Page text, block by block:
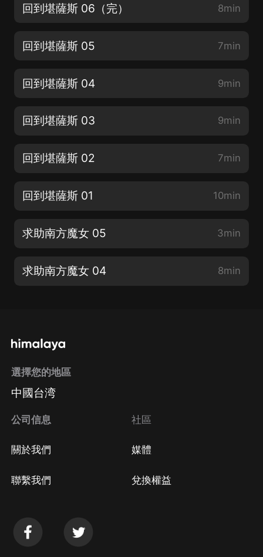
回到堪薩斯 06（完） 8min
回到堪薩斯 05 7min
回到堪薩斯 04 9min
回到堪薩斯 03 9min
回到堪薩斯 02 7min
回到堪薩斯 01 10min
求助南方魔女 05 3min
求助南方魔女 04 8min
選擇您的地區
中國台湾
公司信息
關於我們
聯繫我們
社區
媒體
兌換權益